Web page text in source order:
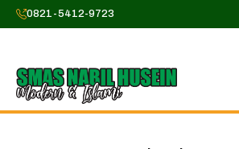
Skip
to
0821-5412-9723